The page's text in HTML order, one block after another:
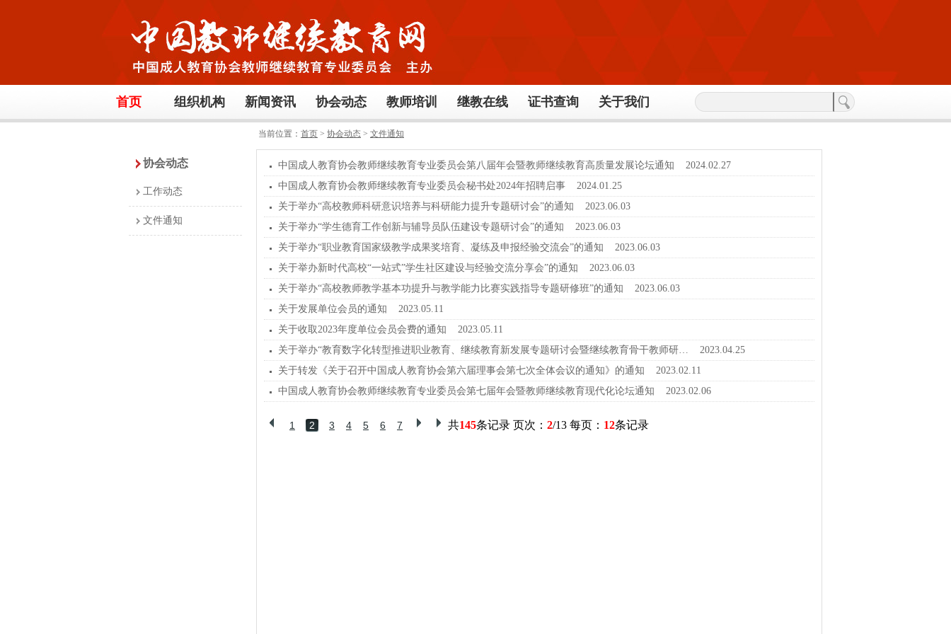
首页 组织机构 新闻资讯 协会动态 教师培训 继教在线 证书查询 关于我们
当前位置： 首页 > 协会动态 > 文件通知
协会动态
工作动态
文件通知
中国成人教育协会教师继续教育专业委员会第八届年会暨教师继续教育高质量发展论坛通知 2024.02.27
中国成人教育协会教师继续教育专业委员会秘书处2024年招聘启事 2024.01.25
关于举办“高校教师科研意识培养与科研能力提升专题研讨会”的通知 2023.06.03
关于举办“学生德育工作创新与辅导员队伍建设专题研讨会”的通知 2023.06.03
关于举办“职业教育国家级教学成果奖培育、凝练及申报经验交流会”的通知 2023.06.03
关于举办新时代高校“一站式”学生社区建设与经验交流分享会”的通知 2023.06.03
关于举办“高校教师教学基本功提升与教学能力比赛实践指导专题研修班”的通知 2023.06.03
关于发展单位会员的通知 2023.05.11
关于收取2023年度单位会员会费的通知 2023.05.11
关于举办“教育数字化转型推进职业教育、继续教育新发展专题研讨会暨继续教育骨干教师研… 2023.04.25
关于转发《关于召开中国成人教育协会第六届理事会第七次全体会议的通知》的通知 2023.02.11
中国成人教育协会教师继续教育专业委员会第七届年会暨教师继续教育现代化论坛通知 2023.02.06
1 2 3 4 5 6 7 共145条记录 页次： 2/13 每页： 12条记录